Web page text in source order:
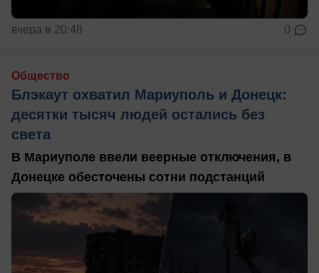
вчера в 20:48 0
Общество
Блэкаут охватил Мариуполь и Донецк:
десятки тысяч людей остались без
света
В Мариуполе ввели веерные отключения, в
Донецке обесточены сотни подстанций